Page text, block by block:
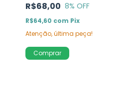
R$68,00 8% OFF
R$64,60 com Pix
Atenção, última peça!
Comprar